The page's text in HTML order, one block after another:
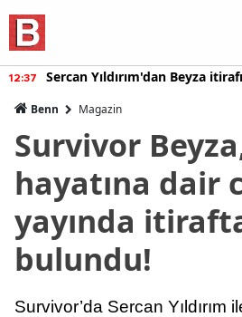
12:37 Sercan Yıldırım'dan Beyza itirafı
Benn Magazin
Survivor
hayatına dair
yayında
bulundu!
Survivor’da Sercan Yıldırım